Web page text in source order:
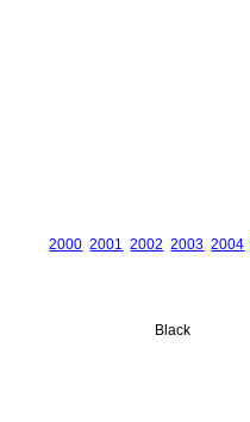
2000 2001 2002 2003 2004
Black